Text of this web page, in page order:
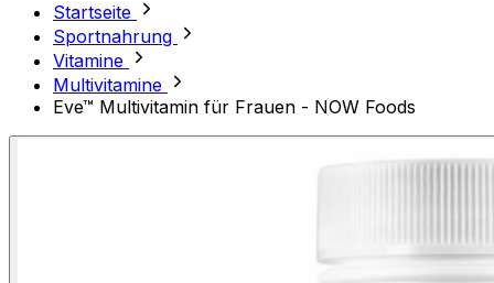
Startseite
Sportnahrung
Vitamine
Multivitamine
Eve™ Multivitamin für Frauen - NOW Foods